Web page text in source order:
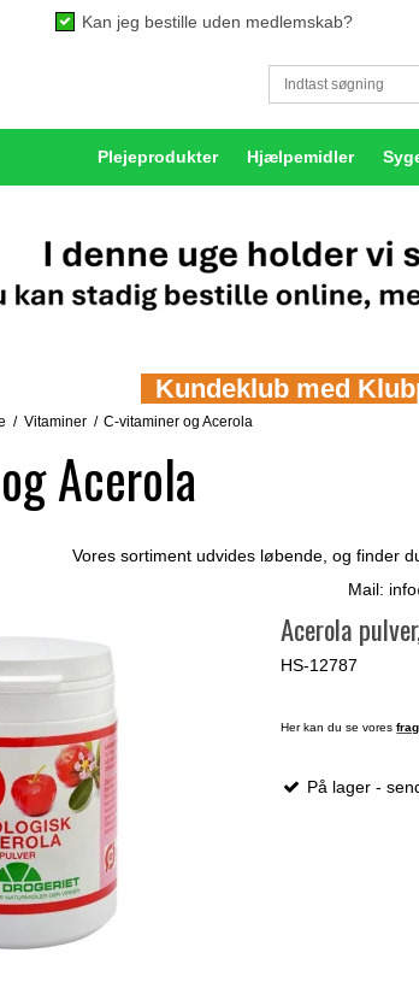
Kan jeg bestille uden medlemskab?
Plejeprodukter Hjælpemidler
Kundeklub med
/ Vitaminer / C-vitaminer og Acerola
Acerola
Vores sortiment udvides løbende, og finder
Mail:
Acerola
HS-12787
Her kan du se vores
På lager -